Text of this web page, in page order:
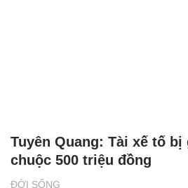
ĐỜI SỐNG
Tuyên Quang: Tài xế tố
chuộc 500 triệu đồng